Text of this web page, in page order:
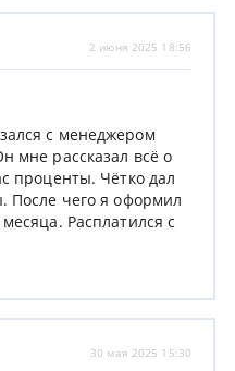
2 июня 2025 18:56
с менеджером
мне рассказал всё о
проценты. Чётко дал
После чего я оформил
Расплатился с
30 мая 2025 15:30